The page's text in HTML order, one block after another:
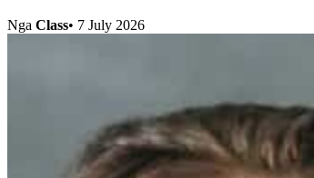
Nga Class• 7 July 2026